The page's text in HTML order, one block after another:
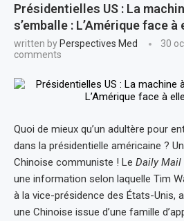
Présidentielles US : La
s’emballe : L’Amérique face
written by Perspectives Med 30
comments
Quoi de mieux qu’un adultère pour
dans la présidentielle américaine ?
Chinoise communiste ! Le Daily Mail
une information selon laquelle Tim
à la vice-présidence des États-Unis,
une Chinoise issue d’une famille